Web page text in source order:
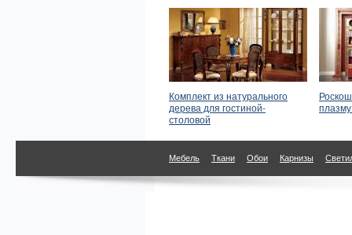
Комплект из натурального
дерева для гостиной-
столовой
Мебель Ткани Обои Карнизы